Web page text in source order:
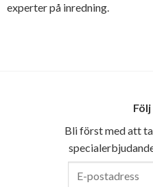
experter på inredning.
Bli först med att